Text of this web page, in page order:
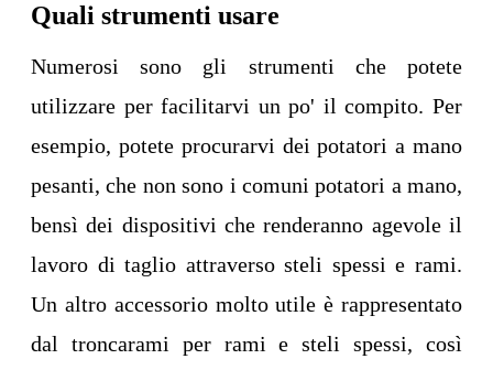
Quali strumenti usare
Numerosi sono gli strumenti che potete
utilizzare per facilitarvi un po' il compito. Per
esempio, potete procurarvi dei potatori a mano
pesanti, che non sono i comuni potatori a mano,
bensì dei dispositivi che renderanno agevole il
lavoro di taglio attraverso steli spessi e rami.
Un altro accessorio molto utile è rappresentato
dal troncarami per rami e steli spessi, così